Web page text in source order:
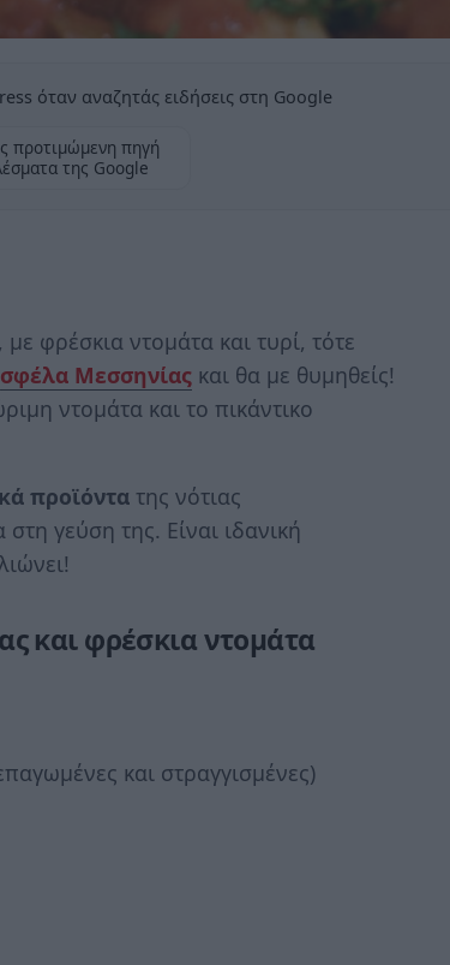
όταν αναζητάς ειδήσεις στη Google
προτιμώμενη πηγή
της Google
, με φρέσκια ντομάτα και τυρί, τότε
σφέλα Μεσσηνίας και θα με θυμηθείς!
ντομάτα και το πικάντικο
προϊόντα της νότιας
γεύση της. Είναι ιδανική
και φρέσκια ντομάτα
και στραγγισμένες)